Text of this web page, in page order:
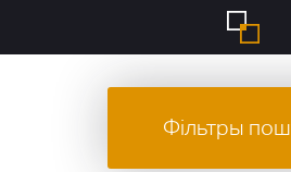
Фільтры